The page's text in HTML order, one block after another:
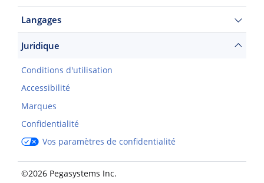
Langages
Juridique
Conditions d'utilisation
Accessibilité
Marques
Confidentialité
Vos paramètres de confidentialité
©2026 Pegasystems Inc.